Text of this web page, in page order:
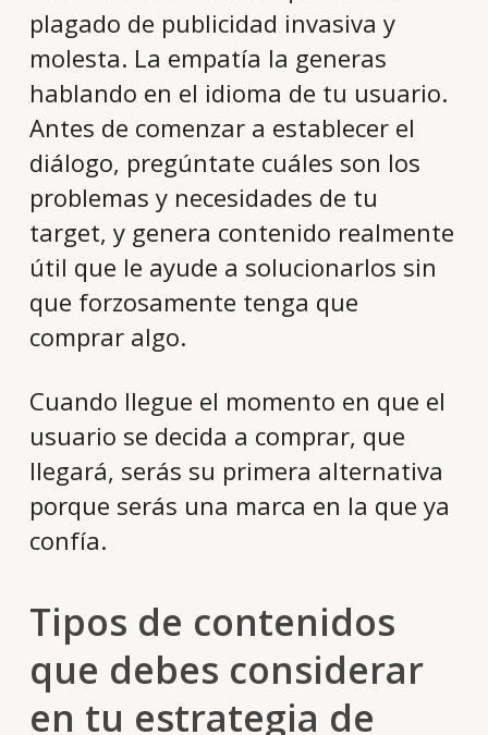
plagado de publicidad invasiva y
molesta. La empatía la generas
hablando en el idioma de tu usuario.
Antes de comenzar a establecer el
diálogo, pregúntate cuáles son los
problemas y necesidades de tu
target, y genera contenido realmente
útil que le ayude a solucionarlos sin
que forzosamente tenga que
comprar algo.
Cuando llegue el momento en que el
usuario se decida a comprar, que
llegará, serás su primera alternativa
porque serás una marca en la que ya
confía.
Tipos de contenidos
que debes considerar
en tu estrategia de